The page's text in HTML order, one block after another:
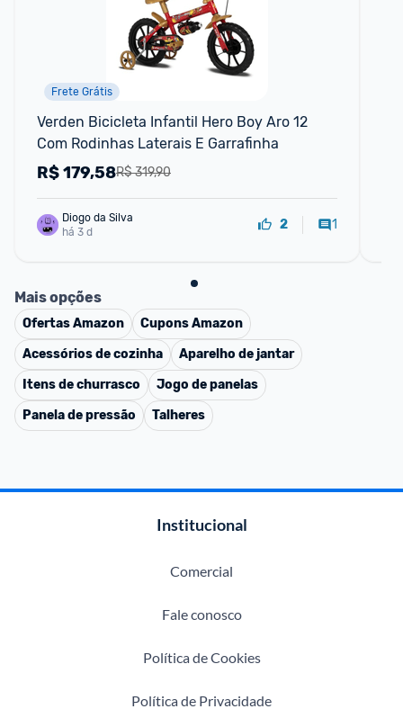
Frete Grátis
Verden Bicicleta Infantil Hero Boy Aro 12
Com Rodinhas Laterais E Garrafinha
R$ 319,90
R$179,58
Diogo da Silva
há 3 d
2 1
Mais opções
OfertasAmazon CuponsAmazon
Acessórios de cozinha
Aparelho de jantar
Itens de churrasco
Jogo de panelas
Panela de pressão
Talheres
Institucional
Comercial
Fale conosco
Política de Cookies
Política de Privacidade